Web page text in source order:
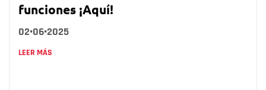
funciones ¡Aquí!
02•06•2025
LEER MÁS